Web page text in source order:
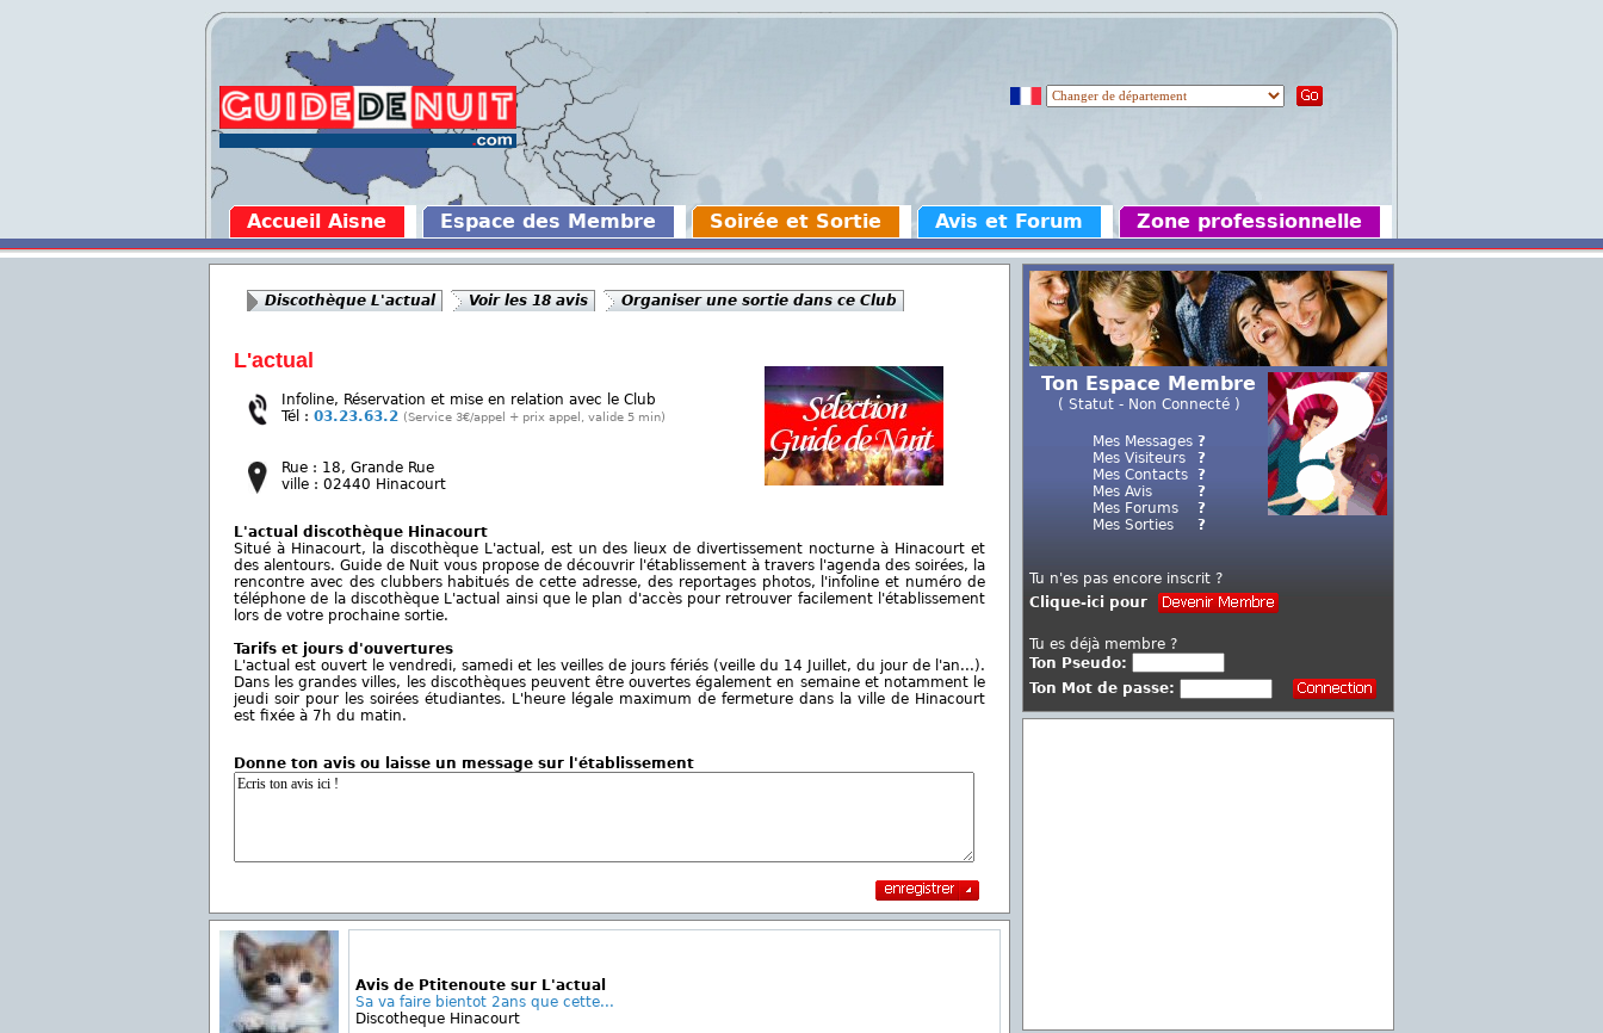
Accueil Aisne Espace des Membre Soirée et Sortie Avis et Forum Zone professionnelle
Discothèque L'actual Voir les 18 avis Organiser une sortie dans ce Club
L'actual
Infoline, Réservation et mise en relation avec le Club
Tél : 03.23.63.2 (Service 3€/appel + prix appel, valide 5 min)
Rue : 18, Grande Rue
ville : 02440 Hinacourt
L'actual discothèque Hinacourt
Situé à Hinacourt, la discothèque L'actual, est un des lieux de divertissement nocturne à Hinacourt et
des alentours. Guide de Nuit vous propose de découvrir l'établissement à travers l'agenda des soirées, la
rencontre avec des clubbers habitués de cette adresse, des reportages photos, l'infoline et numéro de
téléphone de la discothèque L'actual ainsi que le plan d'accès pour retrouver facilement l'établissement
lors de votre prochaine sortie.
Tarifs et jours d'ouvertures
L'actual est ouvert le vendredi, samedi et les veilles de jours fériés (veille du 14 Juillet, du jour de l'an...).
Dans les grandes villes, les discothèques peuvent être ouvertes également en semaine et notamment le
jeudi soir pour les soirées étudiantes. L'heure légale maximum de fermeture dans la ville de Hinacourt
est fixée à 7h du matin.
Donne ton avis ou laisse un message sur l'établissement
Avis de Ptitenoute sur L'actual
Sa va faire bientot 2ans que cette...
Discotheque Hinacourt
Ton Espace Membre
( Statut - Non Connecté )
Mes Messages
Mes Visiteurs
Mes Contacts
Mes Avis
Mes Forums
Mes Sorties
?
?
?
?
?
?
Tu n'es pas encore inscrit ?
Clique-ici pour
Tu es déjà membre ?
Ton Pseudo:
Ton Mot de passe: